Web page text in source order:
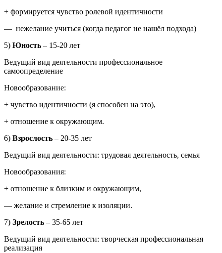
+ формируется чувство ролевой идентичности
— нежелание учиться (когда педагог не нашёл подхода)
5) Юность – 15-20 лет
Ведущий вид деятельности профессиональное
самоопределение
Новообразование:
+ чувство идентичности (я способен на это),
+ отношение к окружающим.
6) Взрослость – 20-35 лет
Ведущий вид деятельности: трудовая деятельность, семья
Новообразования:
+ отношение к близким и окружающим,
— желание и стремление к изоляции.
7) Зрелость – 35-65 лет
Ведущий вид деятельности: творческая профессиональная
реализация